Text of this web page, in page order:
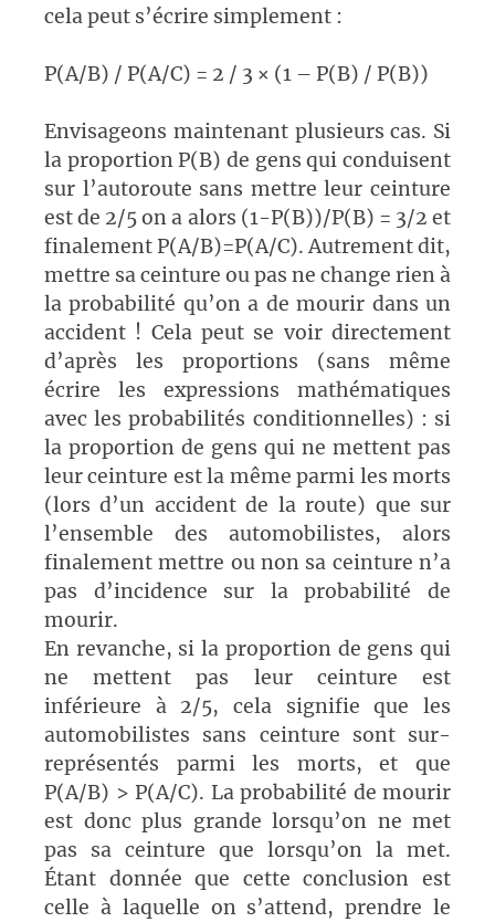
cela peut s’écrire simplement :
P(A/B) / P(A/C) = 2 / 3 × (1 – P(B) / P(B))
Envisageons maintenant plusieurs cas. Si
la proportion P(B) de gens qui conduisent
sur l’autoroute sans mettre leur ceinture
est de 2/5 on a alors (1-P(B))/P(B) = 3/2 et
finalement P(A/B)=P(A/C). Autrement dit,
mettre sa ceinture ou pas ne change rien à
la probabilité qu’on a de mourir dans un
accident ! Cela peut se voir directement
d’après les proportions (sans même
écrire les expressions mathématiques
avec les probabilités conditionnelles) : si
la proportion de gens qui ne mettent pas
leur ceinture est la même parmi les morts
(lors d’un accident de la route) que sur
l’ensemble des automobilistes, alors
finalement mettre ou non sa ceinture n’a
pas d’incidence sur la probabilité de
mourir.
En revanche, si la proportion de gens qui
ne mettent pas leur ceinture est
inférieure à 2/5, cela signifie que les
automobilistes sans ceinture sont sur-
représentés parmi les morts, et que
P(A/B) > P(A/C). La probabilité de mourir
est donc plus grande lorsqu’on ne met
pas sa ceinture que lorsqu’on la met.
Étant donnée que cette conclusion est
celle à laquelle on s’attend, prendre le